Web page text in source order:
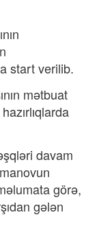
start verilib.
mətbuat
davam
görə,
gələn